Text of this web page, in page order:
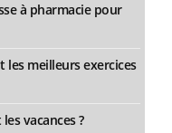
à pharmacie pour
meilleurs exercices
vacances ?